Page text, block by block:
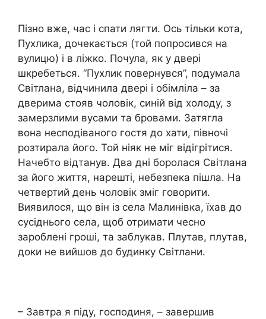
Пізно вже, час і спати лягти. Ось тільки кота,
Пухлика, дочекається (той попросився на
вулицю) і в ліжко. Почула, як у двері
шкребеться. “Пухлик повернувся”, подумала
Світлана, відчинила двері і обімліла – за
дверима стояв чоловік, синій від холоду, з
замерзлими вусами та бровами. Затягла
вона несподіваного гостя до хати, півночі
розтирала його. Той ніяк не міг відігрітися.
Начебто відтанув. Два дні боролася Світлана
за його життя, нарешті, небезпека пішла. На
четвертий день чоловік зміг говорити.
Виявилося, що він із села Малинівка, їхав до
сусіднього села, щоб отримати чесно
зароблені гроші, та заблукав. Плутав, плутав,
доки не вийшов до будинку Світлани.
– Завтра я піду, господиня, – завершив